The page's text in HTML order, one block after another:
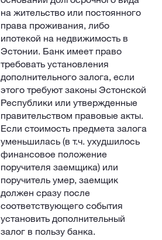
на жительство или постоянного
права проживания, либо
ипотекой на недвижимость в
Эстонии. Банк имеет право
требовать установления
дополнительного залога, если
этого требуют законы Эстонской
Республики или утвержденные
правительством правовые акты.
Если стоимость предмета залога
уменьшилась (в т.ч. ухудшилось
финансовое положение
поручителя заемщика) или
поручитель умер, заемщик
должен сразу после
соответствующего события
установить дополнительный
залог в пользу банка.